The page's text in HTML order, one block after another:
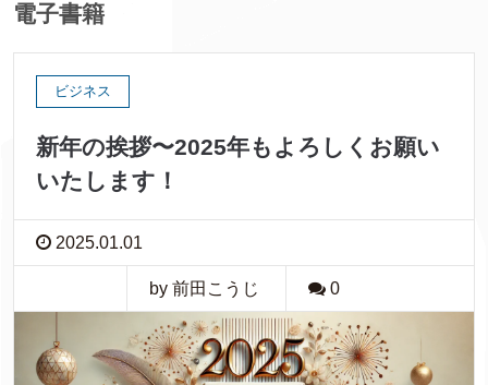
電子書籍
ビジネス
新年の挨拶〜2025年もよろしくお願い
いたします！
2025.01.01
by 前田こうじ 0